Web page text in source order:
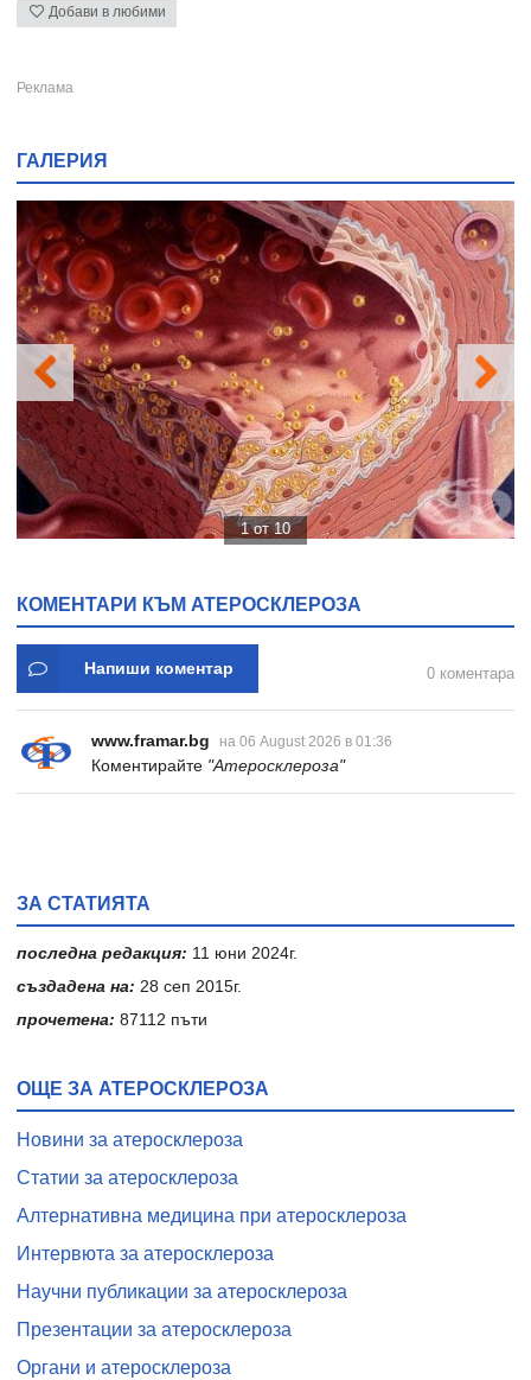
Добави в любими
ГАЛЕРИЯ
1 от 10
КОМЕНТАРИ КЪМ АТЕРОСКЛЕРОЗА
Напиши коментар 0 коментара
www.framar.bg на 06 August 2026 в 01:36
Коментирайте "Атеросклероза"
ЗА СТАТИЯТА
последна редакция: 11 юни 2024г.
създадена на: 28 сеп 2015г.
прочетена: 87112 пъти
ОЩЕ ЗА АТЕРОСКЛЕРОЗА
Новини за атеросклероза
Статии за атеросклероза
Алтернативна медицина при атеросклероза
Интервюта за атеросклероза
Научни публикации за атеросклероза
Презентации за атеросклероза
Органи и атеросклероза